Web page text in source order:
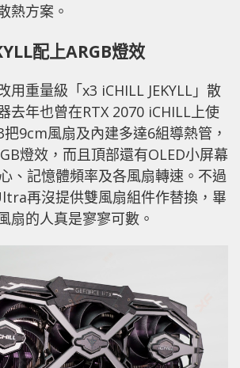
熱方案。
配上ARGB燈效
用重量級「x3 iCHILL JEKYLL」散
去年也曾在RTX 2070 iCHILL上使
9cm風扇及內建多達6組導熱管，
燈效，而且頂部還有OLED小屏幕
、記憶體頻率及各風扇轉速。不過
再沒提供雙風扇組件作替換，畢
扇的人真是寥寥可數。